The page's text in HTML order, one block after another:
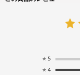
★ 5
★ 4